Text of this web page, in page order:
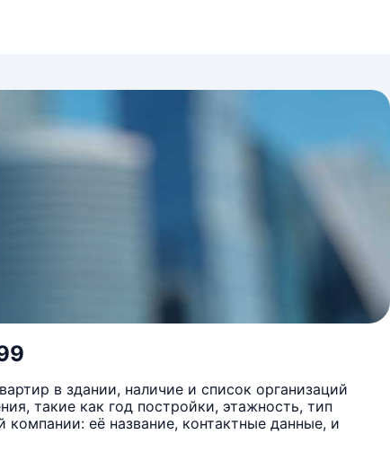
в здании, наличие и список организаций
такие как год постройки, этажность, тип
её название, контактные данные, и